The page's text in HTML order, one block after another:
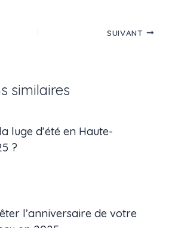
SUIVANT
similaires
luge d’été en Haute-
?
l’anniversaire de votre